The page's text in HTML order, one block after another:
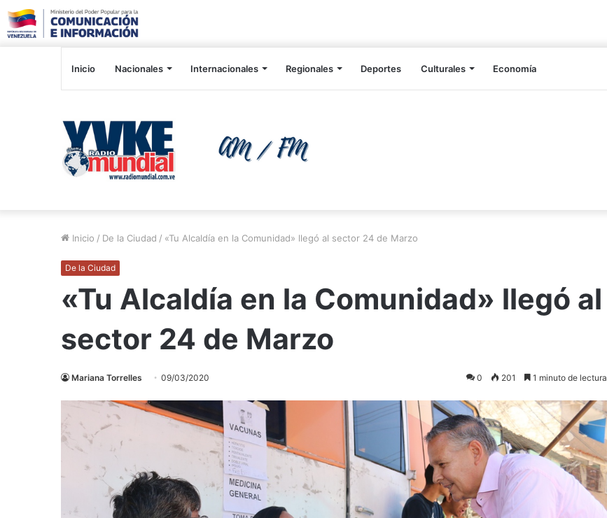
Inicio Nacionales Internacionales Regionales Deportes Culturales Economía
Inicio / De la Ciudad / «Tu Alcaldía en la Comunidad» llegó al sector 24 de Marzo
De la Ciudad
«Tu Alcaldía en la Comunidad» llegó al
sector 24 de Marzo
Mariana Torrelles 09/03/2020 0 201 1 minuto de lectura